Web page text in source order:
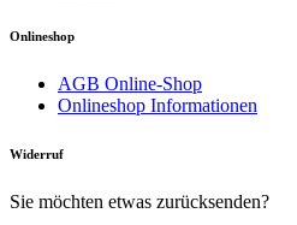
Onlineshop
AGB Online-Shop
Onlineshop Informationen
Widerruf
Sie möchten etwas zurücksenden?